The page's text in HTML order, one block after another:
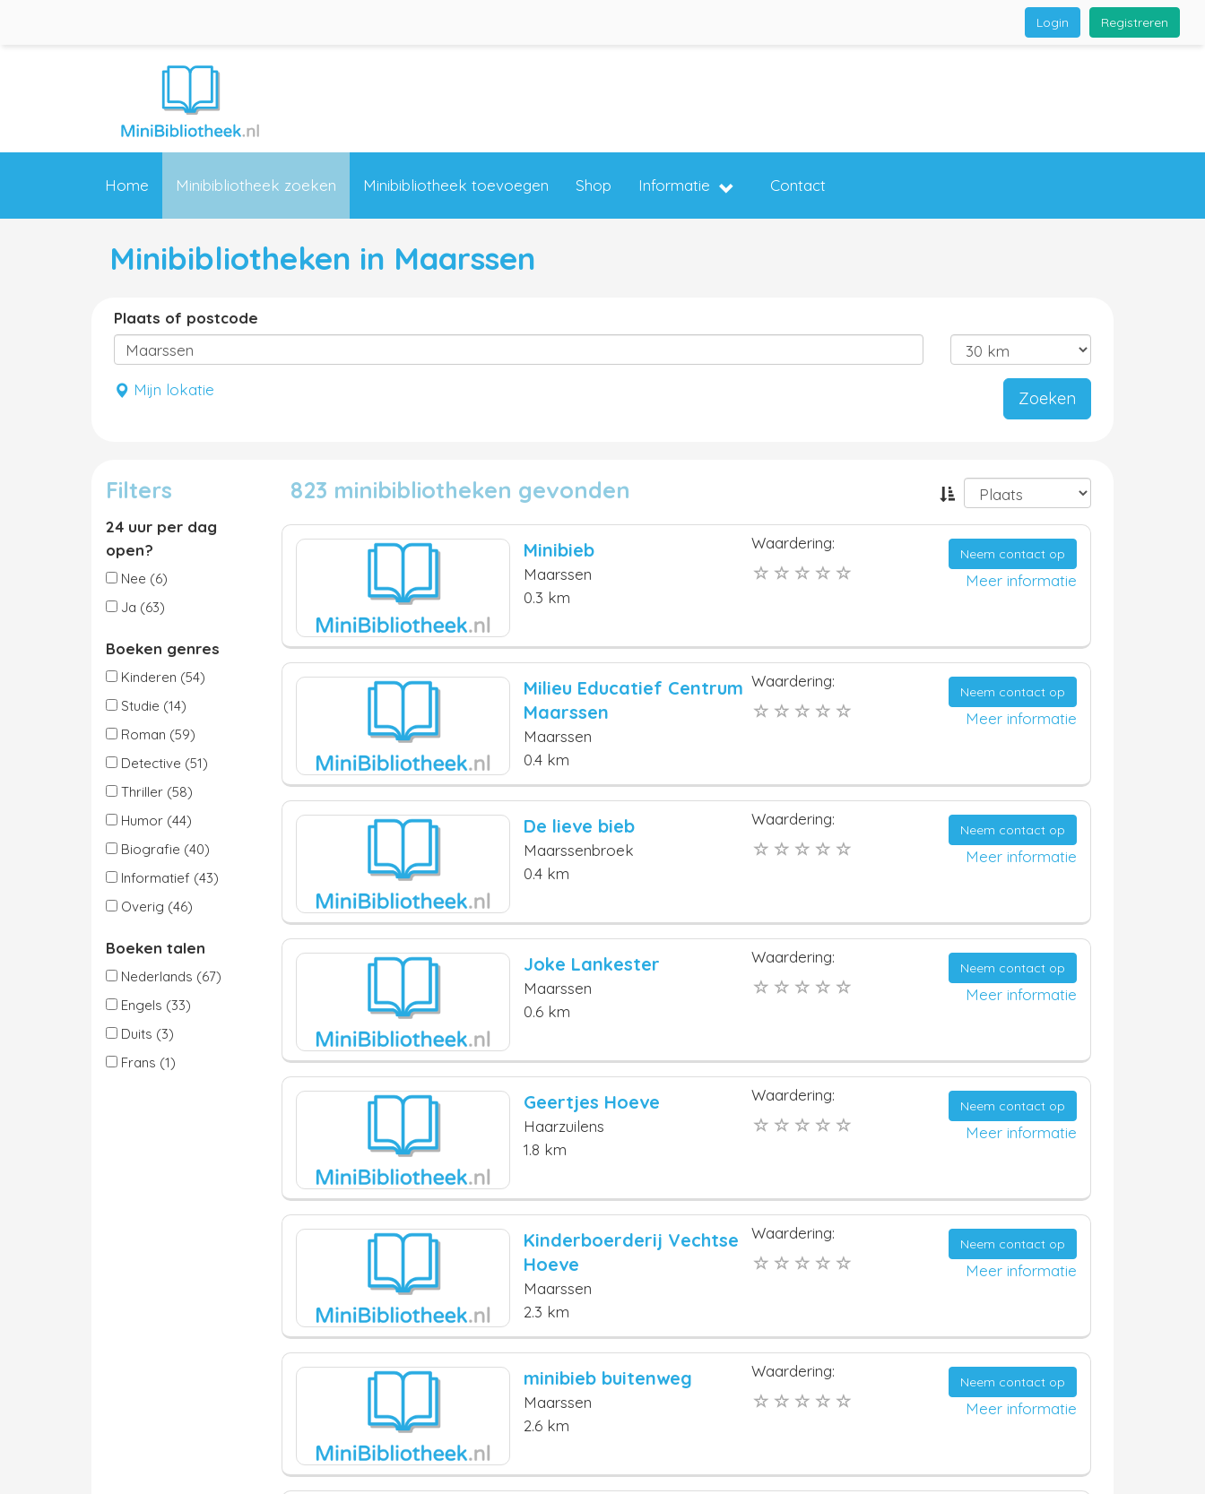
Registreren
Login
Home Minibibliotheek zoeken Minibibliotheek toevoegen Shop Informatie Contact
Minibibliotheken in Maarssen
Plaats of postcode
Mijn lokatie Zoeken
Filters
24 uur per dag
open?
Nee (6)
Ja (63)
Boeken genres
Kinderen (54)
Studie (14)
Roman (59)
Detective (51)
Thriller (58)
Humor (44)
Biografie (40)
Informatief (43)
Overig (46)
Boeken talen
Nederlands (67)
Engels (33)
Duits (3)
Frans (1)
823 minibibliotheken gevonden
Minibieb
Maarssen
0.3 km
Waardering:
Neem contact op
Meer informatie
Milieu Educatief Centrum
Maarssen
Maarssen
0.4 km
Waardering:
Neem contact op
Meer informatie
De lieve bieb
Maarssenbroek
0.4 km
Waardering:
Neem contact op
Meer informatie
Joke Lankester
Maarssen
0.6 km
Waardering:
Neem contact op
Meer informatie
Geertjes Hoeve
Haarzuilens
1.8 km
Waardering:
Neem contact op
Meer informatie
Kinderboerderij Vechtse
Hoeve
Maarssen
2.3 km
Waardering:
Neem contact op
Meer informatie
minibieb buitenweg
Maarssen
2.6 km
Waardering:
Neem contact op
Meer informatie